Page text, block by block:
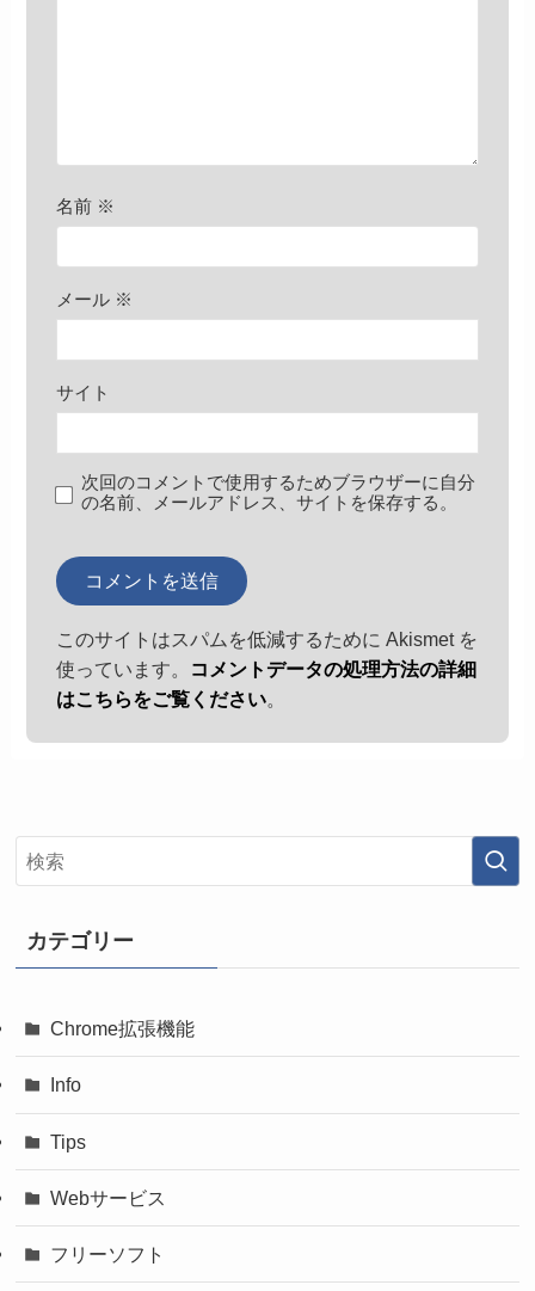
名前 ※
メール ※
サイト
次回のコメントで使用するためブラウザーに自分
の名前、メールアドレス、サイトを保存する。
このサイトはスパムを低減するために Akismet を
使っています。
コメントデータの処理方法の詳細
はこちらをご覧ください。
カテゴリー
Chrome拡張機能
Info
Tips
Webサービス
フリーソフト